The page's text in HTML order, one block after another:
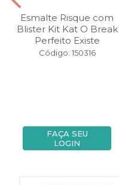
Esmalte Risque com
Blister Kit Kat O Break
Perfeito Existe
Código: 150316
FAÇA SEU
LOGIN